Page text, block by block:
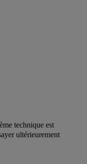
technique est
ultérieurement